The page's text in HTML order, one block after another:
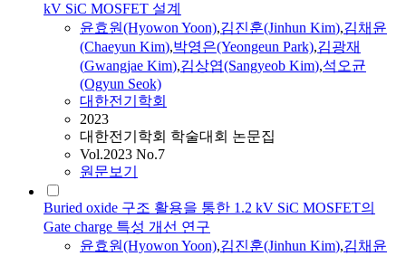
kV SiC MOSFET 설계
윤효원(Hyowon Yoon),김진훈(Jinhun Kim),김채윤
(Chaeyun Kim),박영은(Yeongeun Park),김광재
(Gwangjae Kim),김상엽(Sangyeob Kim),석오균
(Ogyun Seok)
대한전기학회
2023
대한전기학회 학술대회 논문집
Vol.2023 No.7
원문보기
Buried oxide 구조 활용을 통한 1.2 kV SiC MOSFET의
Gate charge 특성 개선 연구
윤효원(Hyowon Yoon),김진훈(Jinhun Kim),김채윤